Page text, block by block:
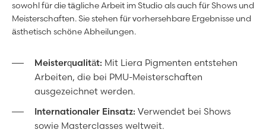
sowohl für die tägliche Arbeit im Studio als auch für Shows und
Meisterschaften. Sie stehen für vorhersehbare Ergebnisse und
ästhetisch schöne Abheilungen.
Meisterqualität: Mit Liera Pigmenten entstehen
Arbeiten, die bei PMU-Meisterschaften
ausgezeichnet werden.
Internationaler Einsatz: Verwendet bei Shows
sowie Masterclasses weltweit.